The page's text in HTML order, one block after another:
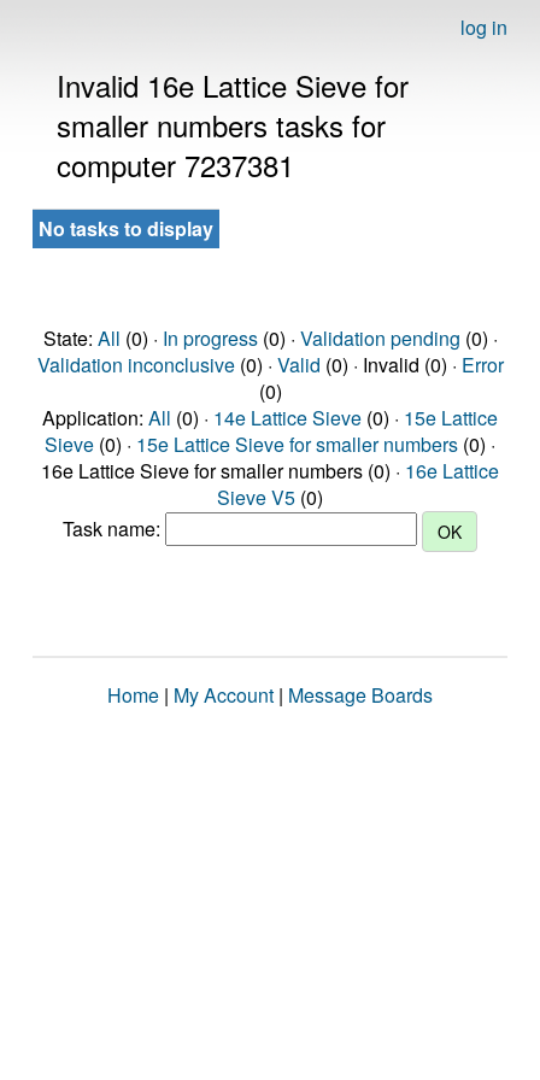
log in
Invalid 16e Lattice Sieve for
smaller numbers tasks for
computer 7237381
No tasks to display
State: All (0) · In progress(0) · Validation pending (0) ·
Validation inconclusive(0) · Valid (0) · Invalid (0) · Error
(0)
Application: All (0) · 14e Lattice Sieve (0) · 15e Lattice
Sieve (0) · 15e Lattice Sieve for smaller numbers (0) ·
16e Lattice Sieve for smaller numbers (0) · 16e Lattice
Sieve V5 (0)
Task name:
Home | My Account | Message Boards